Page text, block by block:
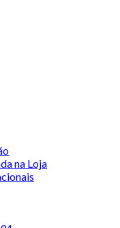
na Loja